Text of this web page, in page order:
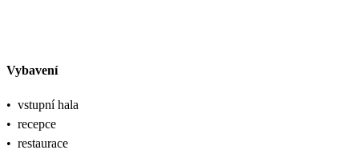
Vybavení
• vstupní hala
• recepce
• restaurace